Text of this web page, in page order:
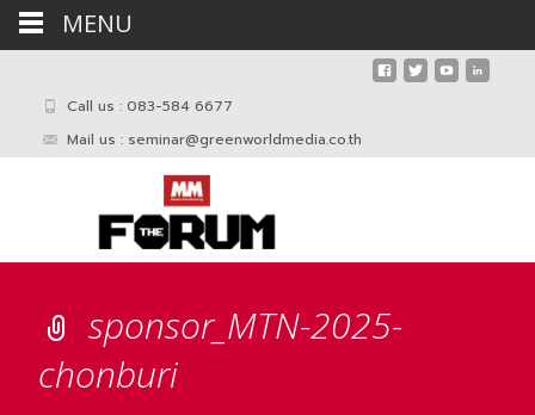
Call us : 083-584 6677
Mail us : seminar@greenworldmedia.co.th
sponsor_MTN-2025-
chonburi
MENU